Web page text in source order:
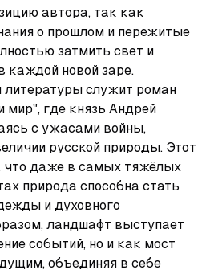
автора, так как
о прошлом и пережитые
затмить свет и
каждой новой заре.
литературы служит роман
мир", где князь Андрей
с ужасами войны,
русской природы. Этот
что даже в самых тяжёлых
природа способна стать
и духовного
ландшафт выступает
событий, но и как мост
объединяя в себе